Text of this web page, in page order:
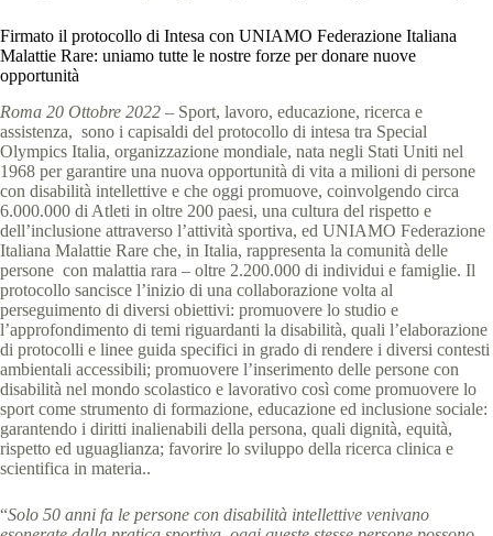
Firmato il protocollo di Intesa con UNIAMO Federazione Italiana
Malattie Rare: uniamo tutte le nostre forze per donare nuove
opportunità
Roma 20 Ottobre 2022 – Sport, lavoro, educazione, ricerca e
assistenza, sono i capisaldi del protocollo di intesa tra Special
Olympics Italia, organizzazione mondiale, nata negli Stati Uniti nel
1968 per garantire una nuova opportunità di vita a milioni di persone
con disabilità intellettive e che oggi promuove, coinvolgendo circa
6.000.000 di Atleti in oltre 200 paesi, una cultura del rispetto e
dell’inclusione attraverso l’attività sportiva, ed UNIAMO Federazione
Italiana Malattie Rare che, in Italia, rappresenta la comunità delle
persone con malattia rara – oltre 2.200.000 di individui e famiglie. Il
protocollo sancisce l’inizio di una collaborazione volta al
perseguimento di diversi obiettivi: promuovere lo studio e
l’approfondimento di temi riguardanti la disabilità, quali l’elaborazione
di protocolli e linee guida specifici in grado di rendere i diversi contesti
ambientali accessibili; promuovere l’inserimento delle persone con
disabilità nel mondo scolastico e lavorativo così come promuovere lo
sport come strumento di formazione, educazione ed inclusione sociale:
garantendo i diritti inalienabili della persona, quali dignità, equità,
rispetto ed uguaglianza; favorire lo sviluppo della ricerca clinica e
scientifica in materia..
“Solo 50 anni fa le persone con disabilità intellettive venivano